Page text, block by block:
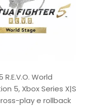
World
5, Xbox Series X|S
play e rollback